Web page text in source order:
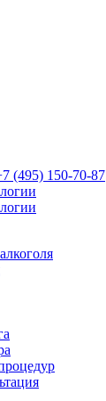
(495) 150-70-87